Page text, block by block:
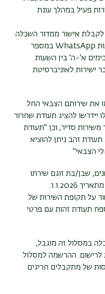
פעיל במהלך עונת
אישור ממדור השכלה
ואקדמיה למשרתי קבע באמצעות WhatsApp במספר
פעיל בימים א'-ה' בין השעות
יועבר ישירות לאוניברסיטת
את שירותם הצבאי החל
מועמדים אלו יידרשו להציג תעודת שחרור
סדיר, וכן "תעודת
זהב ניתן להוציא
הצבאי"
לילד שטרם מלאו לו 13 שנים, שבן/בת זוגם שירתו
על תקופת השירות של
(טופס 3010), וכן ספח תעודת זהות עם פרטי
במסלול זה מוגבל,
לרישום. ההרשמה למסלול
של מתקבלים חריגים